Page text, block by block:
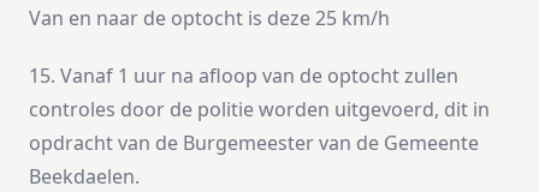
Van en naar de optocht is deze 25 km/h
15. Vanaf 1 uur na afloop van de optocht zullen
controles door de politie worden uitgevoerd, dit in
opdracht van de Burgemeester van de Gemeente
Beekdaelen.